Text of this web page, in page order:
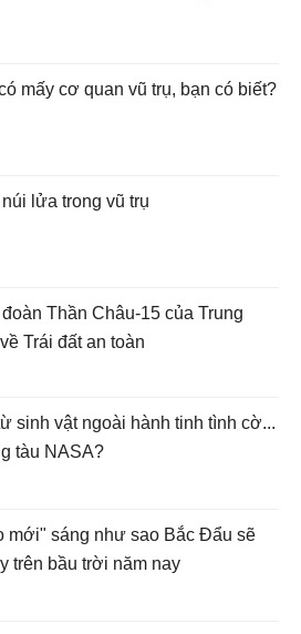
mấy cơ quan vũ trụ, bạn có biết?
lửa trong vũ trụ
Thần Châu-15 của Trung
Trái đất an toàn
sinh vật ngoài hành tinh tình cờ...
tàu NASA?
mới" sáng như sao Bắc Đẩu sẽ
trên bầu trời năm nay